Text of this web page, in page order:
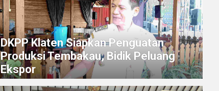
DKPP Klaten Siapkan Penguatan
Produksi Tembakau, Bidik Peluang
Ekspor